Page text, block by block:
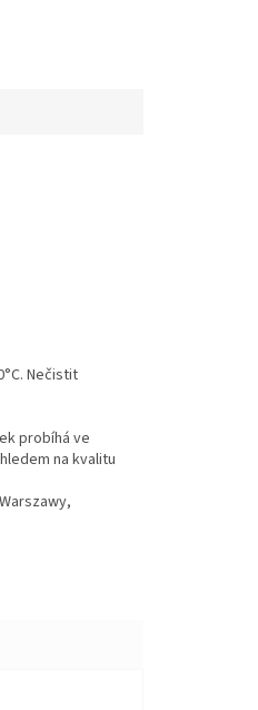
Nečistit
probíhá ve
na kvalitu